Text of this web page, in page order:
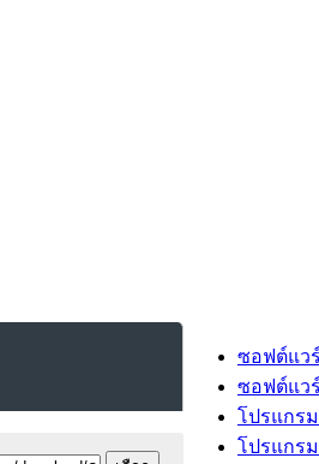
ซอฟต์แวร์
ซอฟต์แว
โปรแกร
โปรแกร